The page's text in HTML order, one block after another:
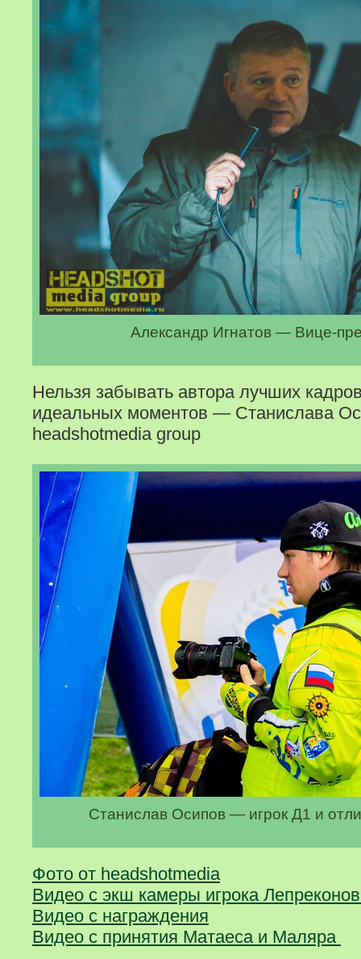
Александр Игнатов — Вице-
Нельзя забывать автора лучших
идеальных моментов — Станислава
headshotmedia group
Станислав Осипов — игрок Д1 и
Фото от headshotmedia
Видео с экш камеры игрока
Видео с награждения
Видео с принятия Матаеса и Маляра